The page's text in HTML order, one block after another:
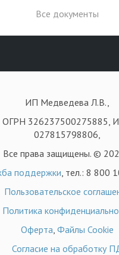
Все документы
ИП Медведева Л.В.,
ОГРН 326237500275885,
027815798806,
Все права защищены. ©
поддержки, тел.: 8 800
Пользовательское
Политика
Оферта, Файлы Cookie
Согласие на обработку